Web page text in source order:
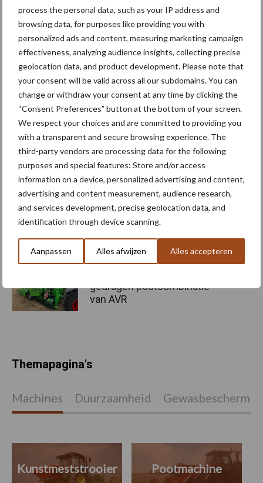
process the personal data, such as your IP address and
browsing data, for purposes like providing you with
personalized ads and content, measuring marketing campaign
effectiveness, analyzing audience insights, collecting precise
geolocation data, and product development. Please note that
your consent will be valid across all our subdomains. You can
change or withdraw your consent at any time by clicking the
“Consent Preferences” button at the bottom of your screen.
We respect your choices and are committed to providing you
with a transparent and secure browsing experience. The
third-party vendors are processing data for the following
purposes and special features: Store and/or access
information on a device, personalized advertising and content,
advertising and content measurement, audience research,
and services development, precise geolocation data, and
identification through device scanning.
Aanpassen Alles afwijzen Alles accepteren
en verduurzamen als één en dezelfde uitdaging zien, veel ruimte
krijgen.
Wageningen University and Research , 29-11-2018
Aanbevolen voor jou!
“Hoge verwachtingen van
schijven voor kouters”
Oogst biologische
aardappelen in volle gang
gedragen pootcombinatie
van AVR
Themapagina's
Machines Duurzaamheid
Kunstmeststrooier Pootmachine